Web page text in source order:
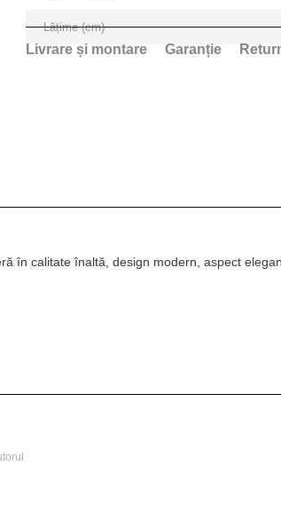
Lățime (cm)
Livrare și montare Garanție
în calitate înaltă, design modern, aspect